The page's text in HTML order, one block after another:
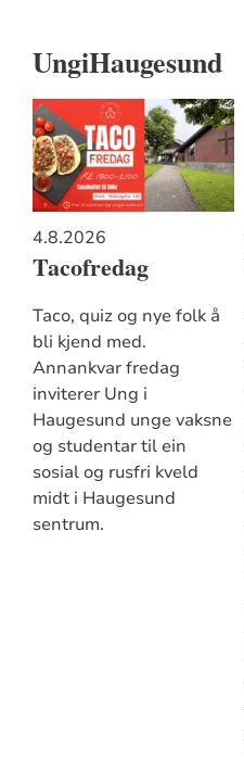
UngiHaugesund
4.8.2026
Tacofredag
Taco, quiz og nye folk å
bli kjend med.
Annankvar fredag
inviterer Ung i
Haugesund unge vaksne
og studentar til ein
sosial og rusfri kveld
midt i Haugesund
sentrum.